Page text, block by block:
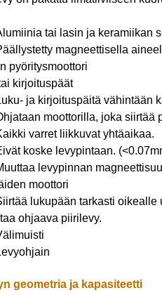
tai lasin ja keramiikan
magneettisella
pyöritysmoottori
kirjoituspäät
ja kirjoituspäitä vähintään
moottorilla, joka siirtää
varret liikkuvat yhtäaikaa.
koske levypintaan.
levypinnan
moottori
lukupään tarkasti oikealle
ohjaava piirilevy.
geometria ja kapasiteetti